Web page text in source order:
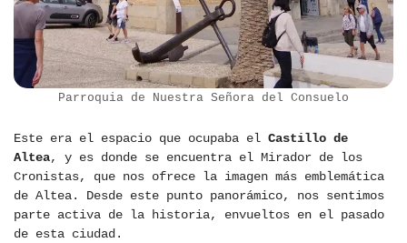
Parroquia de Nuestra Señora del Consuelo
Este era el espacio que ocupaba el Castillo de
Altea, y es donde se encuentra el Mirador de los
Cronistas, que nos ofrece la imagen más emblemática
de Altea. Desde este punto panorámico, nos sentimos
parte activa de la historia, envueltos en el pasado
de esta ciudad.